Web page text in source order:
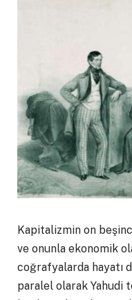
Kapitalizmin on
ve onunla ekonomik
coğrafyalarda hayatı
paralel olarak Yahudi